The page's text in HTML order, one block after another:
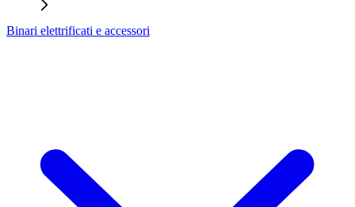
Binari elettrificati e accessori